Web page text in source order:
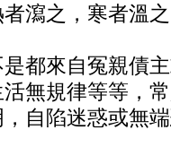
瀉之，寒者溫
都來自冤親債
無規律等等，
自陷迷惑或無